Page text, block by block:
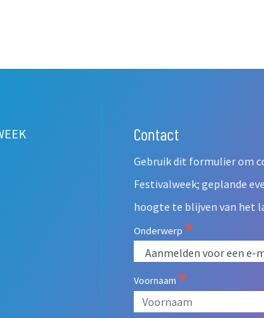
Leave
field
Contact
Gebruik dit formulier om
Festivalweek; geplande
hoogte te blijven van het
Onderwerp
Voornaam